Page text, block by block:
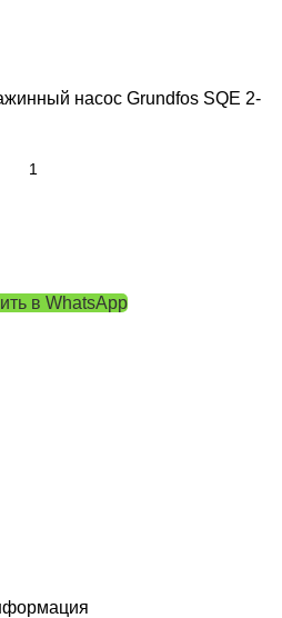
насос Grundfos SQE 2-
в WhatsApp